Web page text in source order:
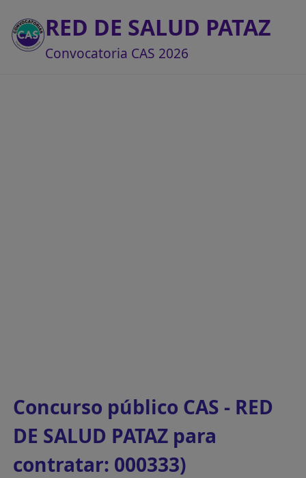
RED DE SALUD PATAZ
Convocatoria CAS 2026
Concurso público CAS - RED
DE SALUD PATAZ para
contratar: 000333)